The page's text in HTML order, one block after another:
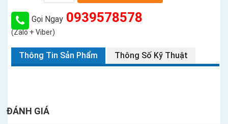
Gọi Ngay 0939578578
(Zalo + Viber)
Thông Tin Sản Phẩm Thông Số Kỹ Thuật
ĐÁNH GIÁ